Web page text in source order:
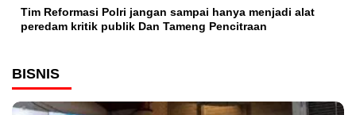
Tim Reformasi Polri jangan sampai hanya menjadi alat
peredam kritik publik Dan Tameng Pencitraan
BISNIS